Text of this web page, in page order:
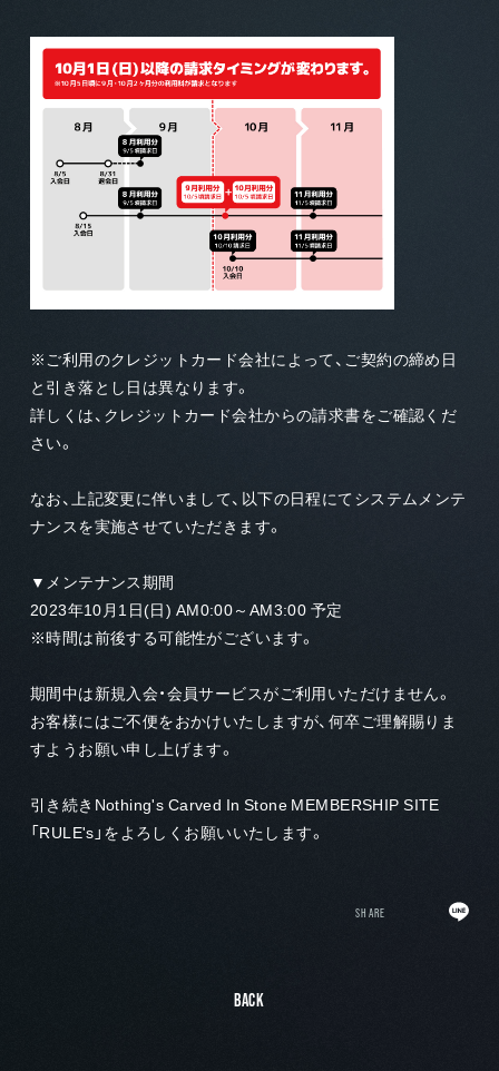
※ご利用のクレジットカード会社によって、ご契約の締め日
と引き落とし日は異なります。
詳しくは、クレジットカード会社からの請求書をご確認くだ
さい。
なお、上記変更に伴いまして、以下の日程にてシステムメンテ
ナンスを実施させていただきます。
▼メンテナンス期間
2023年10月1日(日) AM0:00～AM3:00 予定
※時間は前後する可能性がございます。
期間中は新規入会・会員サービスがご利用いただけません。
お客様にはご不便をおかけいたしますが、何卒ご理解賜りま
すようお願い申し上げます。
引き続きNothing's Carved In Stone MEMBERSHIP SITE
「RULE's」をよろしくお願いいたします。
SHARE
BACK